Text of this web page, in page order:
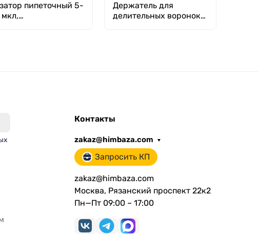
пипеточный 5-
Держатель для
делительных воронок
Контакты
zakaz@himbaza.com
Запросить КП
zakaz@himbaza.com
Москва, Рязанский проспект 22к2
Пн—Пт 09:00 – 17:00